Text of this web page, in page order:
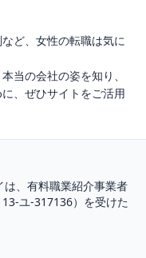
ど、女性の転職は気に
当の会社の姿を知り、
、ぜひサイトをご活用
、 有料職業紹介事業者
ユ-317136）を受けた